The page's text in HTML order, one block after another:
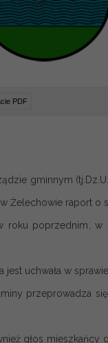
PDF
gminnym
Żelechowie raport o
roku poprzednim,
uchwała w
przeprowadza
głos mieszkańcy